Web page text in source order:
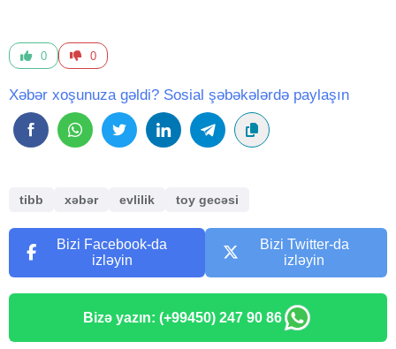
0 0
Xəbər xoşunuza gəldi? Sosial şəbəkələrdə paylaşın
tibb xəbər evlilik toy gecəsi
Bizi Facebook-da
izləyin
Bizi Twitter-da
izləyin
Bizə yazın: (+99450) 247 90 86